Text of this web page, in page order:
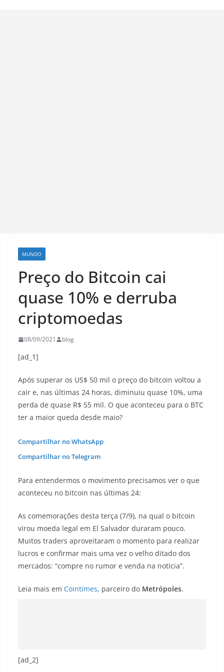
MUNDO
Preço do Bitcoin cai
quase 10% e derruba
criptomoedas
08/09/2021 blog
[ad_1]
Após superar os US$ 50 mil o preço do bitcoin voltou a
cair e, nas últimas 24 horas, diminuiu quase 10%, uma
perda de quase R$ 55 mil. O que aconteceu para o BTC
ter a maior queda desde maio?
Compartilhar no WhatsApp
Compartilhar no Telegram
Para entendermos o movimento precisamos ver o que
aconteceu no bitcoin nas últimas 24:
As comemorações desta terça (7/9), na qual o bitcoin
virou moeda legal em El Salvador duraram pouco.
Muitos traders aproveitaram o momento para realizar
lucros e confirmar mais uma vez o velho ditado dos
mercados: “compre no rumor e venda na notícia”.
Leia mais em Cointimes, parceiro do Metrópoles.
[ad_2]